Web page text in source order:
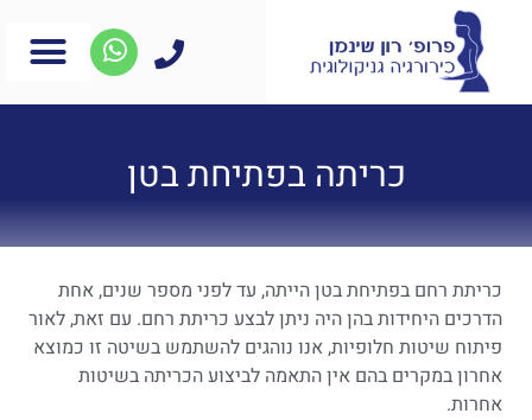
כריתה בפתיחת בטן
כריתת רחם בפתיחת בטן הייתה, עד לפני מספר שנים, אחת
הדרכים היחידות בהן היה ניתן לבצע כריתת רחם. עם זאת, לאור
פיתוח שיטות חלופיות, אנו נוהגים להשתמש בשיטה זו כמוצא
אחרון במקרים בהם אין התאמה לביצוע הכריתה בשיטות
אחרות.